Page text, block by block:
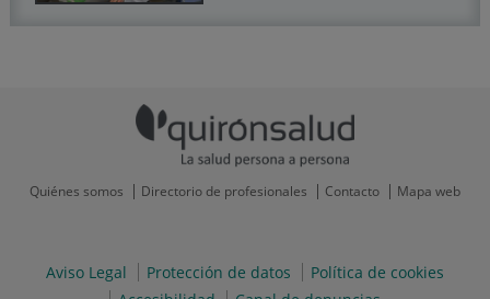
Quiénes somos Directorio de profesionales Contacto Mapa web
Aviso Legal Protección de datos
Política de cookies